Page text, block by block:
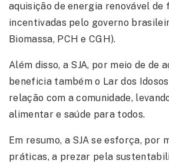
aquisição de energia renovável de
incentivadas pelo governo
Biomassa, PCH e CGH).
Além disso, a SJA, por meio de de
beneficia também o Lar dos
relação com a comunidade,
alimentar e saúde para todos.
Em resumo, a SJA se esforça, por
práticas, a prezar pela